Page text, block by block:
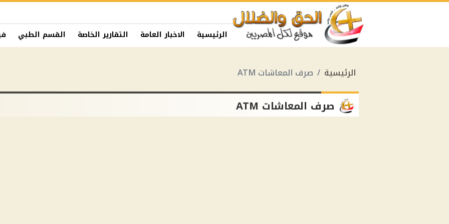
الرئيسية الاخبار العامة التقارير الخاصة القسم الطبي
الرئيسية صرف المعاشات ATM
صرف المعاشات ATM